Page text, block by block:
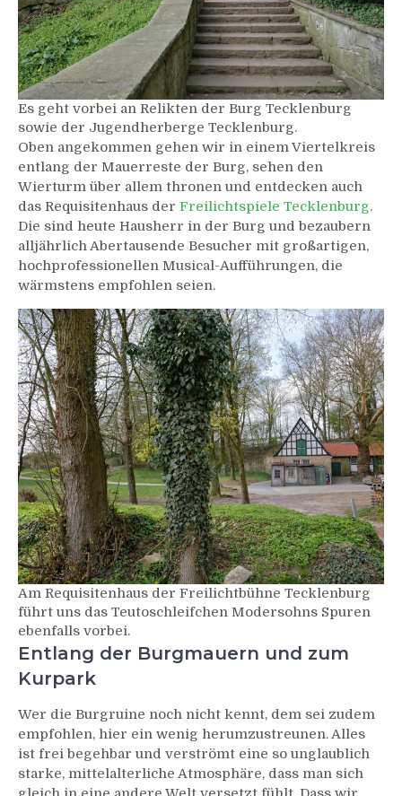
Es geht vorbei an Relikten der Burg Tecklenburg
sowie der Jugendherberge Tecklenburg.
Oben angekommen gehen wir in einem Viertelkreis
entlang der Mauerreste der Burg, sehen den
Wierturm über allem thronen und entdecken auch
das Requisitenhaus der Freilichtspiele Tecklenburg.
Die sind heute Hausherr in der Burg und bezaubern
alljährlich Abertausende Besucher mit großartigen,
hochprofessionellen Musical-Aufführungen, die
wärmstens empfohlen seien.
Am Requisitenhaus der Freilichtbühne Tecklenburg
führt uns das Teutoschleifchen Modersohns Spuren
ebenfalls vorbei.
Entlang der Burgmauern und zum
Kurpark
Wer die Burgruine noch nicht kennt, dem sei zudem
empfohlen, hier ein wenig herumzustreunen. Alles
ist frei begehbar und verströmt eine so unglaublich
starke, mittelalterliche Atmosphäre, dass man sich